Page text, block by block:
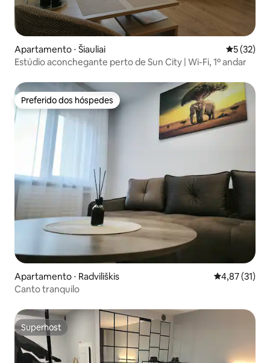
Apartamento ⋅ Šiauliai 5 de uma
5 (32)
Estúdio aconchegante perto de Sun City | Wi-Fi, 1º andar
Preferido dos hóspedes
Preferido dos hóspedes
Apartamento ⋅ Radviliškis 4,87 de uma
4,87 (31)
Canto tranquilo
Superhost
Superhost